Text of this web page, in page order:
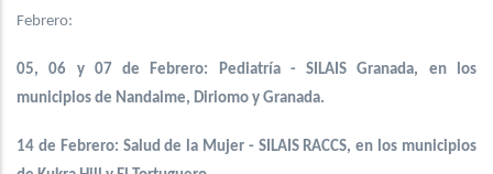
Febrero:
05, 06 y 07 de Febrero: Pediatría - SILAIS Granada, en los
municipios de Nandaime, Diriomo y Granada.
14 de Febrero: Salud de la Mujer - SILAIS RACCS, en los municipios